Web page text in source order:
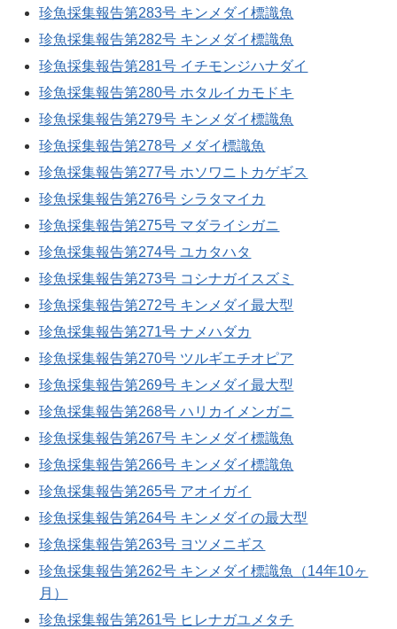
珍魚採集報告第283号 キンメダイ標識魚
珍魚採集報告第282号 キンメダイ標識魚
珍魚採集報告第281号 イチモンジハナダイ
珍魚採集報告第280号 ホタルイカモドキ
珍魚採集報告第279号 キンメダイ標識魚
珍魚採集報告第278号 メダイ標識魚
珍魚採集報告第277号 ホソワニトカゲギス
珍魚採集報告第276号 シラタマイカ
珍魚採集報告第275号 マダライシガニ
珍魚採集報告第274号 ユカタハタ
珍魚採集報告第273号 コシナガイスズミ
珍魚採集報告第272号 キンメダイ最大型
珍魚採集報告第271号 ナメハダカ
珍魚採集報告第270号 ツルギエチオピア
珍魚採集報告第269号 キンメダイ最大型
珍魚採集報告第268号 ハリカイメンガニ
珍魚採集報告第267号 キンメダイ標識魚
珍魚採集報告第266号 キンメダイ標識魚
珍魚採集報告第265号 アオイガイ
珍魚採集報告第264号 キンメダイの最大型
珍魚採集報告第263号 ヨツメニギス
珍魚採集報告第262号 キンメダイ標識魚（14年10ヶ
月）
珍魚採集報告第261号 ヒレナガユメタチ